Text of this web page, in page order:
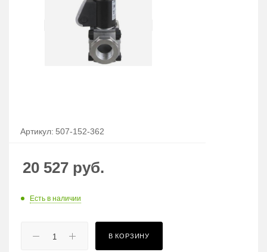
Артикул: 507-152-362
20 527 руб.
Есть в наличии
В КОРЗИНУ